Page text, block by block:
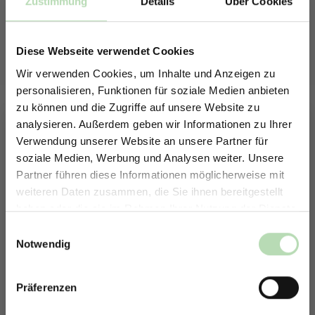
Diese Webseite verwendet Cookies
Wir verwenden Cookies, um Inhalte und Anzeigen zu
personalisieren, Funktionen für soziale Medien anbieten
zu können und die Zugriffe auf unsere Website zu
analysieren. Außerdem geben wir Informationen zu Ihrer
Verwendung unserer Website an unsere Partner für
soziale Medien, Werbung und Analysen weiter. Unsere
Partner führen diese Informationen möglicherweise mit
weiteren Daten zusammen, die Sie ihnen bereitgestellt
haben oder die sie im Rahmen Ihrer Nutzung der Dienste
Notwendig
Präferenzen
Gesamtbilder
Material: MDF, Größe: 4x 760x620x18,5mm
Farbeauswählen
Grey OakOak Walnut
(Diese Option ist zurzeit nicht verfügbar.)
E-Mail erhalten sobald der Artikel wieder auf Lager ist
Ich habe dieDatenschutzbestimmungenzur Kenntnis
genommen und dieAGBgelesen und bin mit ihnen
Benachrichtigen lassen
ERHALTE 5% RABATT AUF
DEINE RÜCKWÄNDE